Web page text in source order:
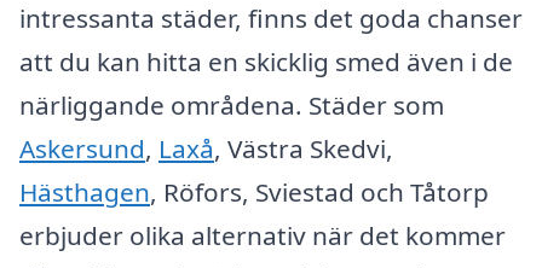
intressanta städer, finns det goda chanser
att du kan hitta en skicklig smed även i de
närliggande områdena. Städer som
Askersund, Laxå, Västra Skedvi,
Hästhagen, Röfors, Sviestad och Tåtorp
erbjuder olika alternativ när det kommer